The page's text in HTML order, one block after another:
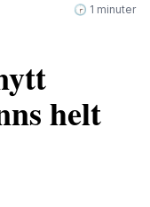
🕝 1 minuter
helt